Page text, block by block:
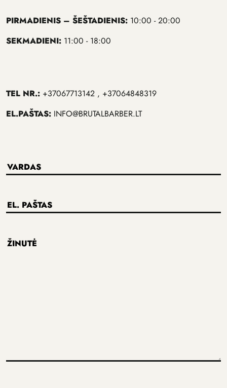
PIRMADIENIS – ŠEŠTADIENIS: 10:00 - 20:00
SEKMADIENI: 11:00 - 18:00
TEL NR.: +37067713142 , +37064848319
EL.PAŠTAS: INFO@BRUTALBARBER.LT